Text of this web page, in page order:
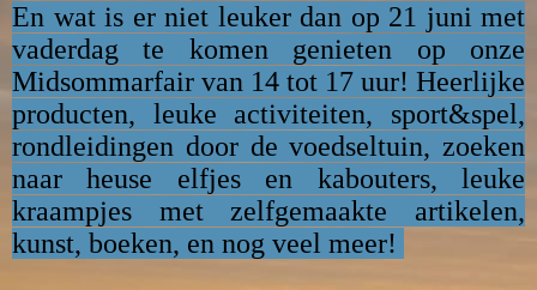
En wat is er niet leuker dan op 21 juni met
vaderdag te komen genieten op onze
Midsommarfair van 14 tot 17 uur! Heerlijke
producten, leuke activiteiten, sport&spel,
rondleidingen door de voedseltuin, zoeken
naar heuse elfjes en kabouters, leuke
kraampjes met zelfgemaakte artikelen,
kunst, boeken, en nog veel meer!